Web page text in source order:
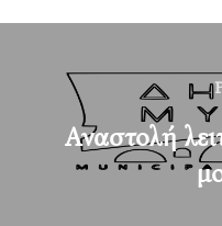
navigation
Αναστολή